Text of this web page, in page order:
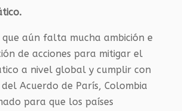
que aún falta mucha ambición e
de acciones para mitigar el
a nivel global y cumplir con
Acuerdo de París, Colombia
para que los países